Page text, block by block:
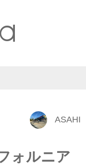
ASAHI
ォルニア